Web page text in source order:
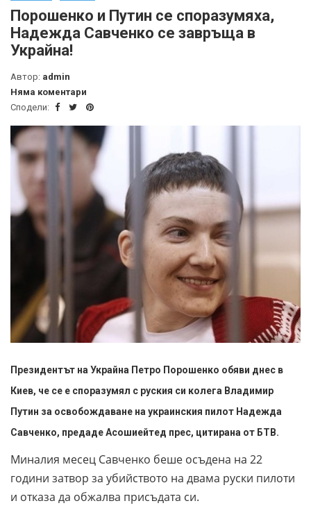
Порошенко и Путин се споразумяха,
Надежда Савченко се завръща в
Украйна!
Автор: admin
Няма коментари
Сподели:
Президентът на Украйна Петро Порошенко обяви днес в
Киев, че се е споразумял с руския си колега Владимир
Путин за освобождаване на украинския пилот Надежда
Савченко, предаде Асошиейтед прес, цитирана от БТВ.
Миналия месец Савченко беше осъдена на 22
години затвор за убийството на двама руски пилоти
и отказа да обжалва присъдата си.